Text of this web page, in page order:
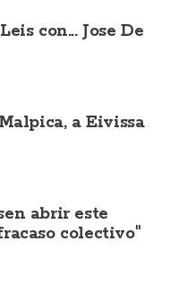
con... Jose De
a Eivissa
abrir este
colectivo"